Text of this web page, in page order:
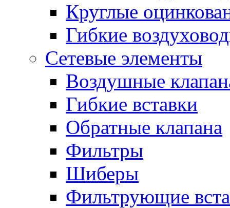
Круглые
Гибкие
Сетевые элементы
Воздушные
Гибкие вставки
Обратные клапана
Фильтры
Шиберы
Фильтрующие